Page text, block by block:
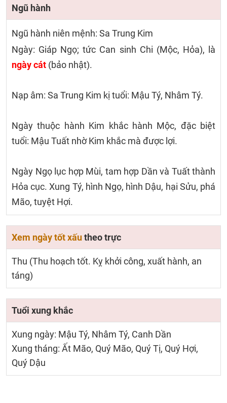
Ngũ hành
Ngũ hành niên mệnh: Sa Trung Kim
Ngày: Giáp Ngọ; tức Can sinh Chi (Mộc, Hỏa), là
ngày cát (bảo nhật).
Nạp âm: Sa Trung Kim kị tuổi: Mậu Tý, Nhâm Tý.
Ngày thuộc hành Kim khắc hành Mộc, đặc biệt
tuổi: Mậu Tuất nhờ Kim khắc mà được lợi.
Ngày Ngọ lục hợp Mùi, tam hợp Dần và Tuất thành
Hỏa cục. Xung Tý, hình Ngọ, hình Dậu, hại Sửu, phá
Mão, tuyệt Hợi.
Xem ngày tốt xấutheo trực
Thu (Thu hoạch tốt. Kỵ khởi công, xuất hành, an
táng)
Tuổi xung khắc
Xung ngày: Mậu Tý, Nhâm Tý, Canh Dần
Xung tháng: Ất Mão, Quý Mão, Quý Tị, Quý Hợi,
Quý Dậu